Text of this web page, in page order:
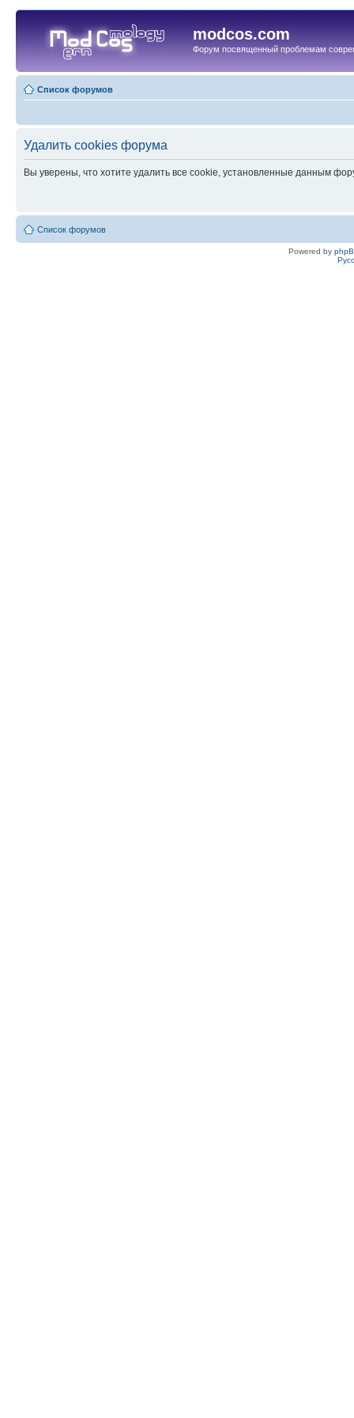
modcos.com
Форум посвященный проблемам
Список форумов
Удалить cookies форума
Вы уверены, что хотите удалить все cookie, установленные данным
Список форумов
Powered by